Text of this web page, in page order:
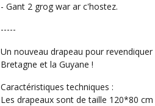
- Gant 2 grog war ar c'hostez.
-----
Un nouveau drapeau pour
Bretagne et la Guyane !
Caractéristiques techniques :
Les drapeaux sont de taille 120*80